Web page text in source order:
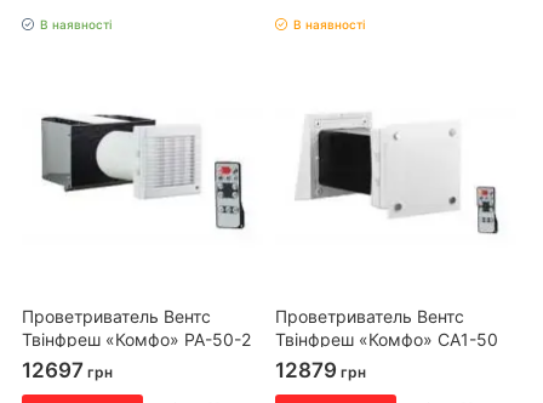
В наявності
Проветриватель Вентс
Твінфреш «Комфо» РА-50-2
12697 грн
В наявності
Проветриватель Вентс
Твінфреш «Комфо» СА1-50
12879 грн